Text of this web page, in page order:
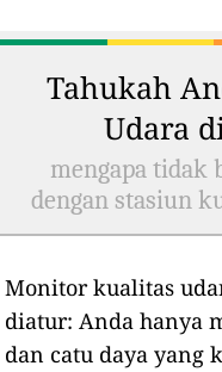
Tahukah
Udara
mengapa tidak
dengan stasiun
Monitor kualitas
diatur: Anda hanya
dan catu daya yang